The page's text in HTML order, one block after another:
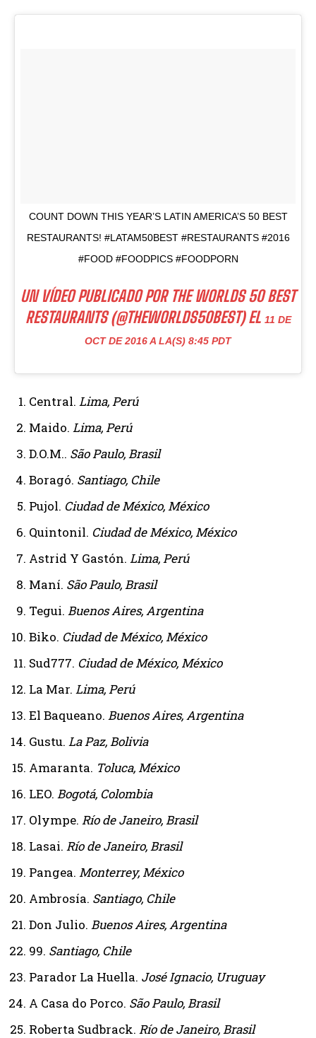
COUNT DOWN THIS YEAR’S LATIN AMERICA’S 50 BEST
RESTAURANTS! #LATAM50BEST #RESTAURANTS #2016
#FOOD #FOODPICS #FOODPORN
UN VÍDEO PUBLICADO POR THE WORLDS 50 BEST
RESTAURANTS (@THEWORLDS50BEST) EL 11 DE
OCT DE 2016 A LA(S) 8:45 PDT
Central. Lima, Perú
Maido. Lima, Perú
D.O.M.. São Paulo, Brasil
Boragó. Santiago, Chile
Pujol. Ciudad de México, México
Quintonil. Ciudad de México, México
Astrid Y Gastón. Lima, Perú
Maní. São Paulo, Brasil
Tegui. Buenos Aires, Argentina
Biko. Ciudad de México, México
Sud777. Ciudad de México, México
La Mar. Lima, Perú
El Baqueano. Buenos Aires, Argentina
Gustu. La Paz, Bolivia
Amaranta. Toluca, México
LEO. Bogotá, Colombia
Olympe. Río de Janeiro, Brasil
Lasai. Río de Janeiro, Brasil
Pangea. Monterrey, México
Ambrosía. Santiago, Chile
Don Julio. Buenos Aires, Argentina
99. Santiago, Chile
Parador La Huella. José Ignacio, Uruguay
A Casa do Porco. São Paulo, Brasil
Roberta Sudbrack. Río de Janeiro, Brasil